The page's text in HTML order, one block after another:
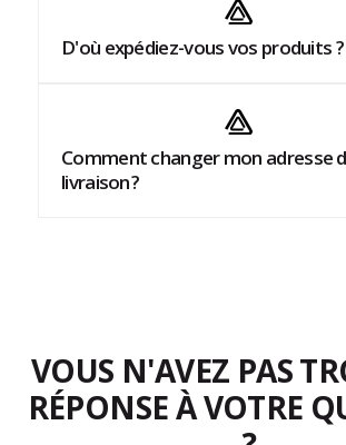
D'où expédiez-vous vos produits ?
Comment changer mon adresse
livraison ?
VOUS N'AVEZ PAS
RÉPONSE À VOTRE